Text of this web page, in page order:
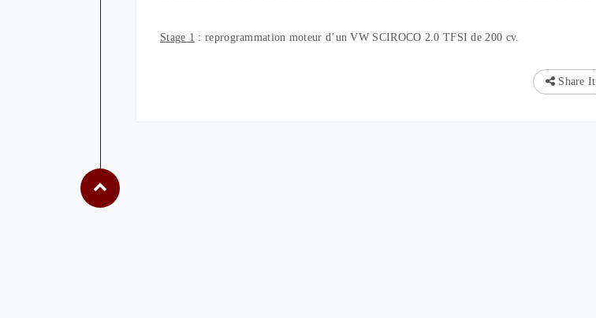
Stage 1 : reprogrammation moteur d’un VW SCIROCO 2.0 TFSI de 200 cv.
Share It